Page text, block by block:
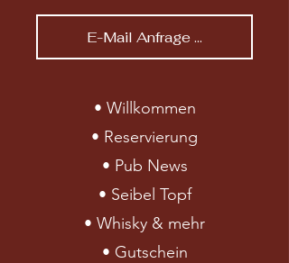
E-Mail Anfrage ...
• Willkommen
• Reservierung
• Pub News
• Seibel Topf
• Whisky & mehr
• Gutschein